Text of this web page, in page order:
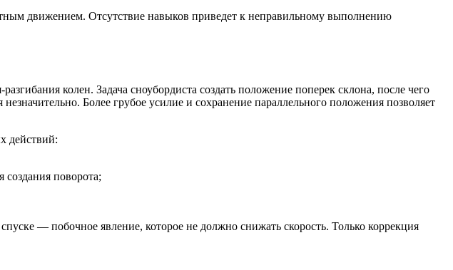
движением. Отсутствие навыков приведет к неправильному выполнению
колен. Задача сноубордиста создать положение поперек склона, после чего
Более грубое усилие и сохранение параллельного положения позволяет
действий:
поворота;
— побочное явление, которое не должно снижать скорость. Только коррекция